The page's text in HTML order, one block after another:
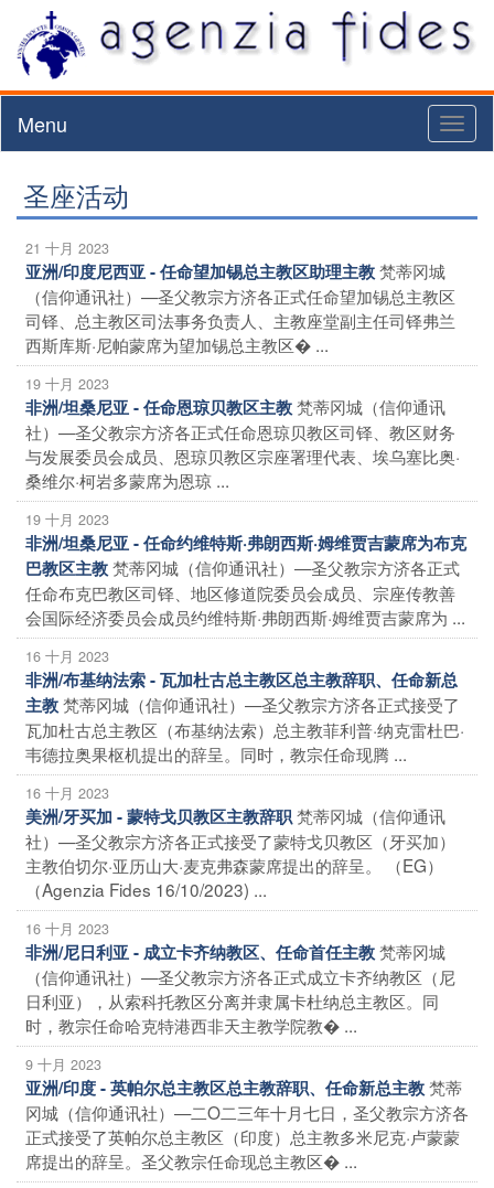
Menu
圣座活动
21 十月 2023
亚洲/印度尼西亚 - 任命望加锡总主教区助理主教梵蒂冈城
（信仰通讯社）—圣父教宗方济各正式任命望加锡总主教区
司铎、总主教区司法事务负责人、主教座堂副主任司铎弗兰
西斯库斯·尼帕蒙席为望加锡总主教区� ...
19 十月 2023
非洲/坦桑尼亚 - 任命恩琼贝教区主教梵蒂冈城（信仰通讯
社）—圣父教宗方济各正式任命恩琼贝教区司铎、教区财务
与发展委员会成员、恩琼贝教区宗座署理代表、埃乌塞比奥·
桑维尔·柯岩多蒙席为恩琼 ...
19 十月 2023
非洲/坦桑尼亚 - 任命约维特斯·弗朗西斯·姆维贾吉蒙席为布克
巴教区主教梵蒂冈城（信仰通讯社）—圣父教宗方济各正式
任命布克巴教区司铎、地区修道院委员会成员、宗座传教善
会国际经济委员会成员约维特斯·弗朗西斯·姆维贾吉蒙席为 ...
16 十月 2023
非洲/布基纳法索 - 瓦加杜古总主教区总主教辞职、任命新总
主教梵蒂冈城（信仰通讯社）—圣父教宗方济各正式接受了
瓦加杜古总主教区（布基纳法索）总主教菲利普·纳克雷杜巴·
韦德拉奥果枢机提出的辞呈。同时，教宗任命现腾 ...
16 十月 2023
美洲/牙买加 - 蒙特戈贝教区主教辞职梵蒂冈城（信仰通讯
社）—圣父教宗方济各正式接受了蒙特戈贝教区（牙买加）
主教伯切尔·亚历山大·麦克弗森蒙席提出的辞呈。 （EG）
（Agenzia Fides 16/10/2023) ...
16 十月 2023
非洲/尼日利亚 - 成立卡齐纳教区、任命首任主教梵蒂冈城
（信仰通讯社）—圣父教宗方济各正式成立卡齐纳教区（尼
日利亚），从索科托教区分离并隶属卡杜纳总主教区。同
时，教宗任命哈克特港西非天主教学院教� ...
9 十月 2023
亚洲/印度 - 英帕尔总主教区总主教辞职、任命新总主教梵蒂
冈城（信仰通讯社）—二O二三年十月七日，圣父教宗方济各
正式接受了英帕尔总主教区（印度）总主教多米尼克·卢蒙蒙
席提出的辞呈。圣父教宗任命现总主教区� ...